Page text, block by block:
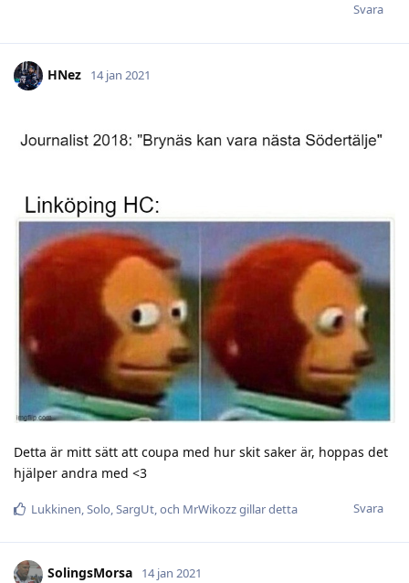
Svara
HNez 14 jan 2021
Detta är mitt sätt att coupa med hur skit saker är, hoppas det
hjälper andra med <3
Svara
Lukkinen Solo SargUt , och MrWikozzgillar detta
SolingsMorsa 14 jan 2021